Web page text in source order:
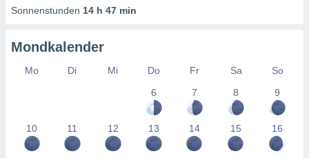
Sonnenstunden 14 h 47 min
Mondkalender
Mo Di Mi Do Fr Sa
So
6
7 8 9
10 11 12 13 14 15 16